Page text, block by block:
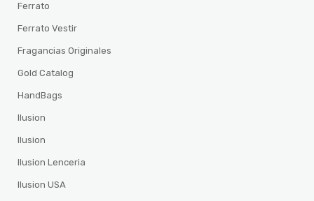
Ferrato
Ferrato Vestir
Fragancias Originales
Gold Catalog
HandBags
Ilusion
Ilusion
Ilusion Lenceria
Ilusion USA